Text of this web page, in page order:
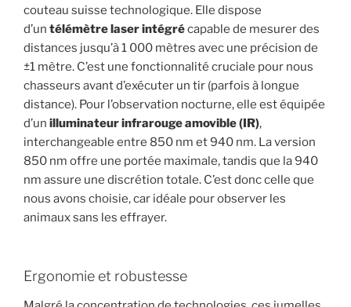
couteau suisse technologique. Elle dispose
d’un télémètre laser intégrécapable de mesurer des
distances jusqu’à 1 000 mètres avec une précision de
±1 mètre. C’est une fonctionnalité cruciale pour nous
chasseurs avant d’exécuter un tir (parfois à longue
distance). Pour l’observation nocturne, elle est équipée
d’un illuminateur infrarouge amovible (IR),
interchangeable entre 850 nm et 940 nm. La version
850 nm offre une portée maximale, tandis que la 940
nm assure une discrétion totale. C’est donc celle que
nous avons choisie, car idéale pour observer les
animaux sans les effrayer.
Ergonomie et robustesse